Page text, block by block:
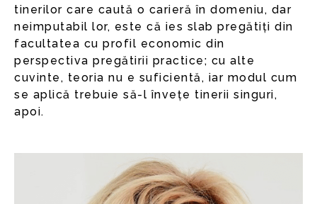
tinerilor care caută o carieră în domeniu, dar
neimputabil lor, este că ies slab pregătiți din
facultatea cu profil economic din
perspectiva pregătirii practice; cu alte
cuvinte, teoria nu e suficientă, iar modul cum
se aplică trebuie să-l învețe tinerii singuri,
apoi.